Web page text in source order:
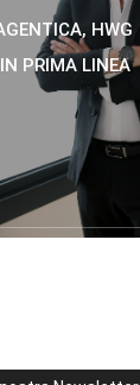
HWG
PRIMA LINEA